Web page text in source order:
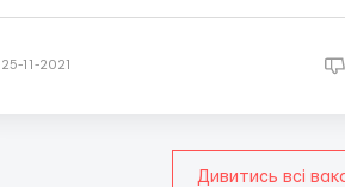
Packing - Peeking – работник со сканером
25-11-2021
Дивитись всі